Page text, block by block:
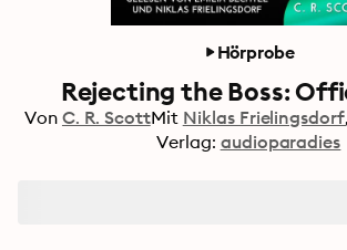
Hörprobe
Rejecting the Boss:
Von C. R. ScottMit Niklas Frielingsdorf
Verlag: audioparadies